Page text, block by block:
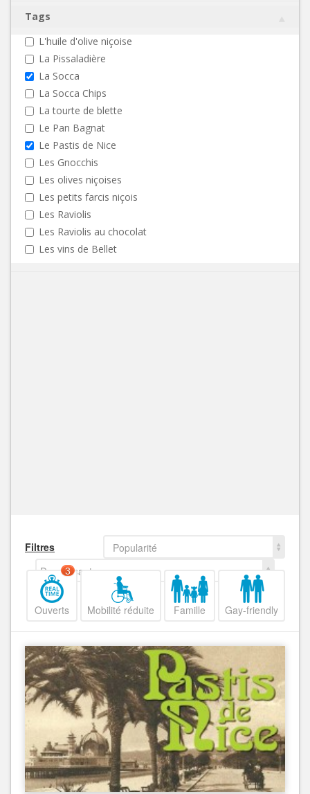
Tags
L'huile d'olive niçoise
La Pissaladière
La Socca
La Socca Chips
La tourte de blette
Le Pan Bagnat
Le Pastis de Nice
Les Gnocchis
Les olives niçoises
Les petits farcis niçois
Les Raviolis
Les Raviolis au chocolat
Les vins de Bellet
Filtres
Popularité
Decroissant
Ouverts
3
Mobilité réduite Famille Gay-friendly